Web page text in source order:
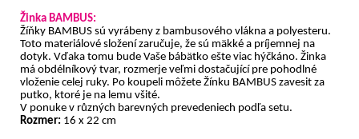
Žinka BAMBUS:
Žíňky BAMBUS sú vyrábeny z bambusového vlákna a polyesteru.
Toto materiálové složení zaručuje, že sú mäkké a príjemnej na
dotyk. Vďaka tomu bude Vaše bábätko ešte viac hýčkáno. Žinka
má obdélníkový tvar, rozmerje veľmi dostačující pre pohodlné
vloženie celej ruky. Po koupeli môžete Žínku BAMBUS zavesit za
putko, ktoré je na lemu všité.
V ponuke v různých barevných prevedeniech podľa setu.
Rozmer: 16 x 22 cm